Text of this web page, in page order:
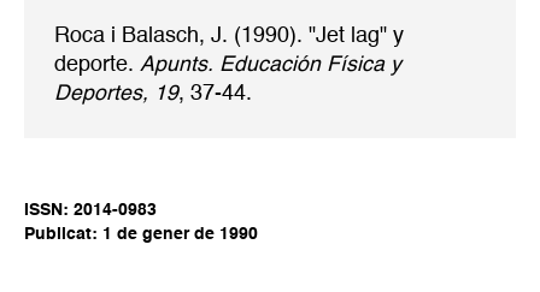
Roca i Balasch, J. (1990). "Jet lag" y
deporte. Apunts. Educación Física y
Deportes, 19, 37-44.
ISSN: 2014-0983
Publicat: 1 de gener de 1990